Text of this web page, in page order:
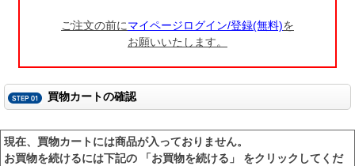
ご注文の前にマイページログイン/登録(無料)を
お願いいたします。
買物カートの確認
現在、買物カートには商品が入っておりません。
お買物を続けるには下記の 「お買物を続ける」 をクリックしてくだ